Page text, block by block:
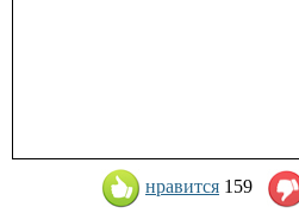
нравится 159